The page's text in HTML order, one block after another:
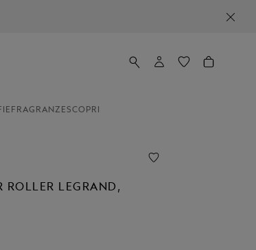
FRAGRANZESCOPRI
ROLLER LEGRAND,